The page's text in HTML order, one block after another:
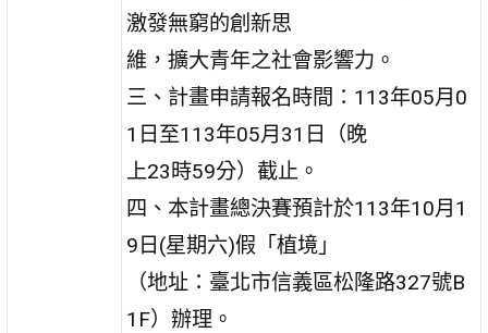
激發無窮的創新思
維，擴大青年之社會影響力。
三、計畫申請報名時間：113年05月0
1日至113年05月31日（晚
上23時59分）截止。
四、本計畫總決賽預計於113年10月1
9日(星期六)假「植境」
（地址：臺北市信義區松隆路327號B
1F）辦理。